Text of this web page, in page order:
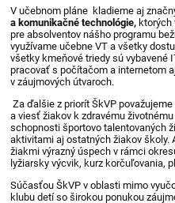
V učebnom pláne kladieme aj
a komunikačné technológie, ktorých
pre absolventov nášho programu
využívame učebne VT a všetky
všetky kmeňové triedy sú
pracovať s počítačom a internetom
v záujmových útvaroch.
Za ďalšie z priorít ŠkVP považujeme
a viesť žiakov k zdravému
schopnosti športovo talentovaných
aktivitami aj ostatných žiakov školy.
žiakmi výrazný úspech v rámci
lyžiarsky výcvik, kurz korčuľovania,
Súčasťou ŠkVP v oblasti mimo
klubu detí so širokou ponukou